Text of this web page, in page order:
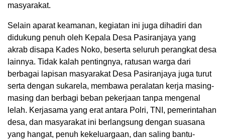
masyarakat.
Selain aparat keamanan, kegiatan ini juga dihadiri dan
didukung penuh oleh Kepala Desa Pasiranjaya yang
akrab disapa Kades Noko, beserta seluruh perangkat desa
lainnya. Tidak kalah pentingnya, ratusan warga dari
berbagai lapisan masyarakat Desa Pasiranjaya juga turut
serta dengan sukarela, membawa peralatan kerja masing-
masing dan berbagi beban pekerjaan tanpa mengenal
lelah. Kerjasama yang erat antara Polri, TNI, pemerintahan
desa, dan masyarakat ini berlangsung dengan suasana
yang hangat, penuh kekeluargaan, dan saling bantu-